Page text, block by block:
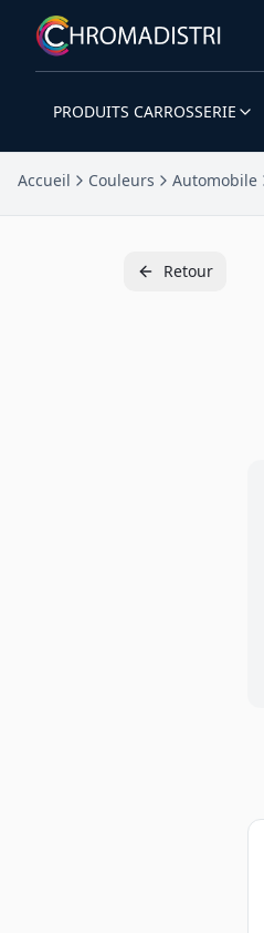
PRODUITS CARROSSERIE
Accueil Couleurs Automobile
Retour